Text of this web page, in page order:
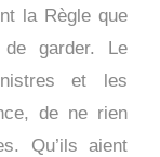
la Règle que
garder. Le
et les
de ne rien
Qu’ils aient